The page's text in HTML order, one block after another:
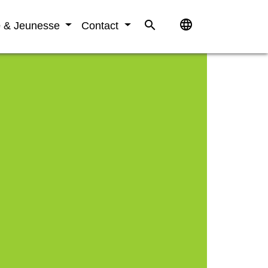
& Jeunesse Contact search language